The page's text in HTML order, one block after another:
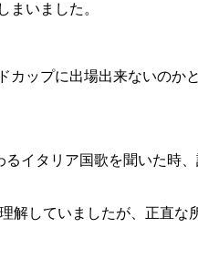
いました。
カップに出場出来ないのか
イタリア国歌を聞いた時
していましたが、正直な